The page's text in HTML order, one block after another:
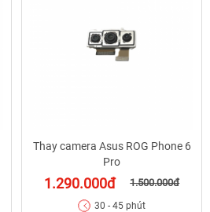
Thay camera Asus ROG Phone 6
Pro
1.290.000đ 1.500.000đ
30 - 45 phút